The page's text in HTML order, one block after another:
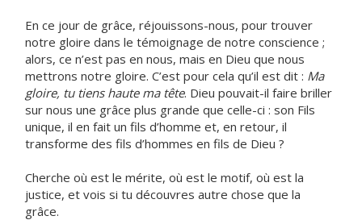
En ce jour de grâce, réjouissons-nous, pour trouver
notre gloire dans le témoignage de notre conscience ;
alors, ce n’est pas en nous, mais en Dieu que nous
mettrons notre gloire. C’est pour cela qu’il est dit : Ma
gloire, tu tiens haute ma tête. Dieu pouvait-il faire briller
sur nous une grâce plus grande que celle-ci : son Fils
unique, il en fait un fils d’homme et, en retour, il
transforme des fils d’hommes en fils de Dieu ?
Cherche où est le mérite, où est le motif, où est la
justice, et vois si tu découvres autre chose que la
grâce.